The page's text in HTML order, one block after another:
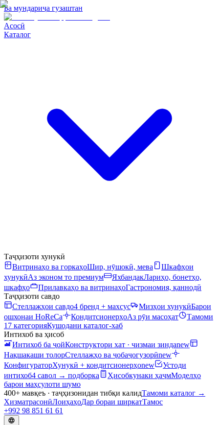
Ба мундариҷа гузаштан
Асосӣ
Каталог
Таҷҳизоти хунукӣ
Витринаҳо ва горкаҳоШир, нӯшокӣ, мева
Шкафҳои
хунукӣАз эконом то премиум ЯхбандакЛариҳо, бонетҳо,
шкафҳо
Прилавкаҳо ва витринаҳоГастрономия, қаннодӣ
Таҷҳизоти савдо
Стеллажҳои савдо4 бренд + махсус Мизҳои хунукӣБарои
ошхонаи HoReCa
КондитсионерҳоАз рӯи масоҳат
Тамоми
17 категорияКушодани каталог-хаб
Интихоб ва ҳисоб
Интихоб ба ҷойКонструктори хат · чизмаи зиндаnew
Нақшакаши толорСтеллажҳо ва ҷобаҷогузорӣnew
КонфигураторХунукӣ + кондитсионерҳоnew
Устоди
интихоб4 савол → подборка Ҳисобкунаки ҳаҷмМоделҳо
барои маҳсулоти шумо
400+ мавқеъ · таҷҳизонидан тибқи калидТамоми каталог →
ХизматрасонӣЛоиҳаҳоДар бораи ширкатТамос
+992 98 851 61 61